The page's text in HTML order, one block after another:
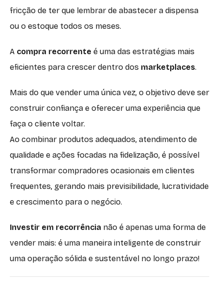
fricção de ter que lembrar de abastecer a dispensa
ou o estoque todos os meses.
A compra recorrente é uma das estratégias mais
eficientes para crescer dentro dos marketplaces.
Mais do que vender uma única vez, o objetivo deve ser
construir confiança e oferecer uma experiência que
faça o cliente voltar.
Ao combinar produtos adequados, atendimento de
qualidade e ações focadas na fidelização, é possível
transformar compradores ocasionais em clientes
frequentes, gerando mais previsibilidade, lucratividade
e crescimento para o negócio.
Investir em recorrência não é apenas uma forma de
vender mais: é uma maneira inteligente de construir
uma operação sólida e sustentável no longo prazo!